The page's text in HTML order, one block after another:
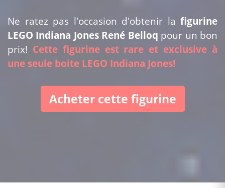
Ne ratez pas l'occasion d'obtenir la figurine
LEGO Indiana Jones René Belloq pour un bon
prix! Cette figurine est rare et exclusive à
une seule boite LEGO Indiana Jones!
Acheter cette figurine